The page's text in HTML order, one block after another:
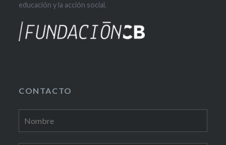
educación y la acción social.
CONTACTO